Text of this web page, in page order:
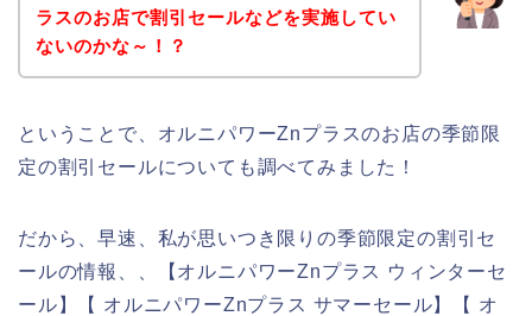
ラスのお店で割引セールなどを実施してい
ないのかな～！？
ということで、オルニパワーZnプラスのお店の季節限
定の割引セールについても調べてみました！
だから、早速、私が思いつき限りの季節限定の割引セ
ールの情報、、【オルニパワーZnプラス ウィンターセ
ール】【 オルニパワーZnプラス サマーセール】【 オ